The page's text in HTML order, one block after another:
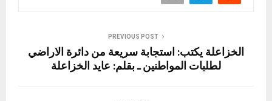
PREVIOUS POST
الخزاعلة يكتب: استجابة سريعة من دائرة الاراضي
لطلبات المواطنين ـ بقلم: عايد الخزاعلة